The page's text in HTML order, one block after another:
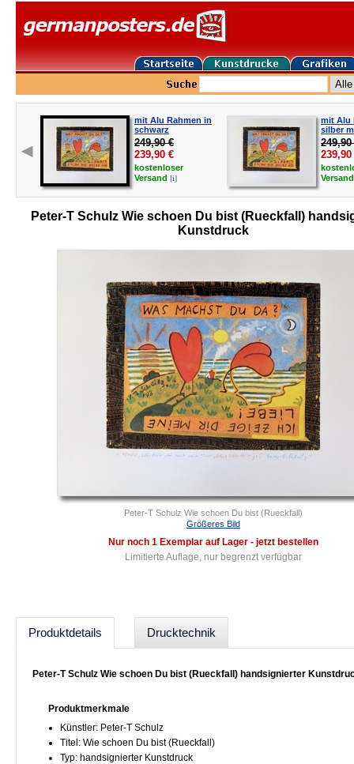
mit Alu Rahmen in
schwarz
249,90 €
239,90 €
kostenloser
Versand [i]
mit Alu
silber
249,90
239,90
Peter-T Schulz Wie schoen Du bist (Rueckfall)
Kunstdruck
Peter-T Schulz Wie schoen Du bist (Rueckfall)
Größeres Bild
Nur noch 1 Exemplar auf Lager - jetzt bestellen
Limitierte Auflage, nur begrenzt verfügbar
Produktdetails Drucktechnik
Peter-T Schulz Wie schoen Du bist (Rueckfall) handsignierter
Produktmerkmale
Künstler: Peter-T Schulz
Titel: Wie schoen Du bist (Rueckfall)
Typ: handsignierter Kunstdruck